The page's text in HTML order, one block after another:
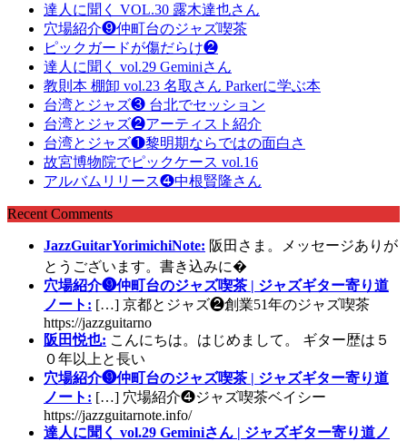
達人に聞く VOL.30 露木達也さん
穴場紹介❾仲町台のジャズ喫茶
ピックガードが傷だらけ❷
達人に聞く vol.29 Geminiさん
教則本 棚卸 vol.23 名取さん Parkerに学ぶ本
台湾とジャズ❸ 台北でセッション
台湾とジャズ❷アーティスト紹介
台湾とジャズ❶黎明期ならではの面白さ
故宮博物院でピックケース vol.16
アルバムリリース❹中根賢隆さん
Recent Comments
JazzGuitarYorimichiNote: 阪田さま。メッセージありが
とうございます。書き込みに�
穴場紹介❾仲町台のジャズ喫茶 | ジャズギター寄り道
ノート: […] 京都とジャズ❷創業51年のジャズ喫茶
https://jazzguitarno
阪田悦也: こんにちは。はじめまして。 ギター歴は５
０年以上と長い
穴場紹介❾仲町台のジャズ喫茶 | ジャズギター寄り道
ノート: […] 穴場紹介❹ジャズ喫茶ベイシー
https://jazzguitarnote.info/
達人に聞く vol.29 Geminiさん | ジャズギター寄り道ノ